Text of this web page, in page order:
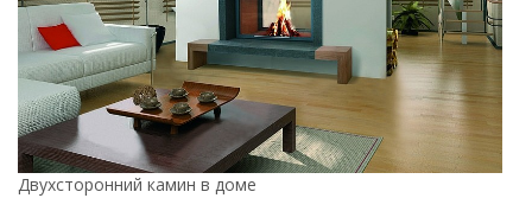
Двухсторонний камин в доме